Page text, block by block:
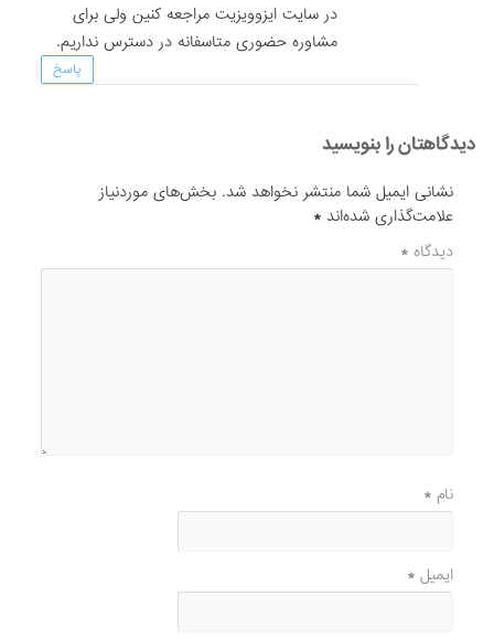
در سایت ایزوویزیت مراجعه کنین ولی برای
مشاوره حضوری متاسفانه در دسترس نداریم.
پاسخ
دیدگاهتان را بنویسید
نشانی ایمیل شما منتشر نخواهد شد. بخش‌های موردنیاز
علامت‌گذاری شده‌اند*
دیدگاه*
نام*
ایمیل*